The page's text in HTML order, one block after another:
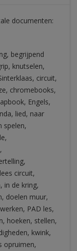
documenten:
begrijpend
knutselen,
circuit,
chromebooks,
Engels,
lied, naar
spelen,
circuit,
in de kring,
doelen muur,
PAD les,
hoeken, stellen,
kwink,
opruimen,